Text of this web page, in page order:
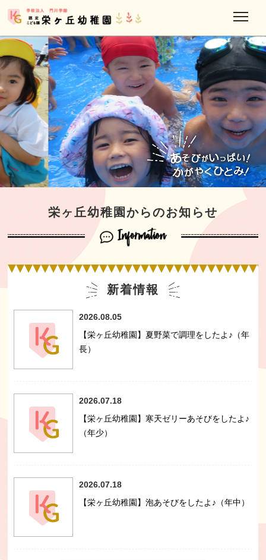
栄ヶ丘幼稚園からのお知らせ
新着情報
2026.08.05
【栄ヶ丘幼稚園】夏野菜で調理をしたよ♪（年
長）
2026.07.18
【栄ヶ丘幼稚園】寒天ゼリーあそびをしたよ♪
（年少）
2026.07.18
【栄ヶ丘幼稚園】泡あそびをしたよ♪（年中）